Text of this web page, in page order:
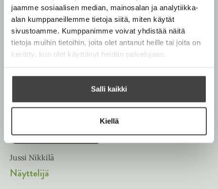
jaamme sosiaalisen median, mainosalan ja analytiikka-
alan kumppaneillemme tietoja siitä, miten käytät
sivustoamme. Kumppanimme voivat yhdistää näitä
tietoja muihin tietoihin, joita olet antanut heille tai joita on
kerätty, kun olet käyttänyt heidän palvelujaan.
Salli kaikki
Kiellä
Jussi Nikkilä
Näyttelijä